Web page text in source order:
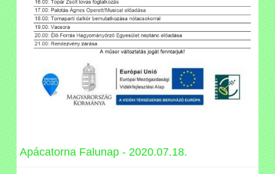
Apácatorna Falunap - 2020.07.18.